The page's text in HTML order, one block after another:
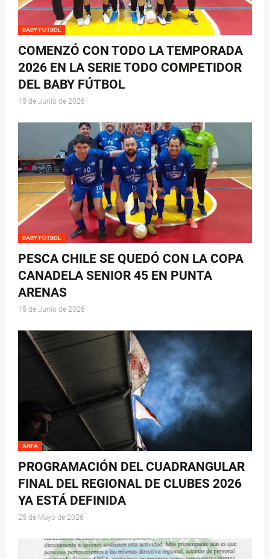
BABY FUTBOL
COMENZÓ CON TODO LA TEMPORADA
2026 EN LA SERIE TODO COMPETIDOR
DEL BABY FÚTBOL
15 de Junio de 2026
BABY FUTBOL
PESCA CHILE SE QUEDÓ CON LA COPA
CANADELA SENIOR 45 EN PUNTA
ARENAS
15 de Junio de 2026
ANFA
PROGRAMACIÓN DEL CUADRANGULAR
FINAL DEL REGIONAL DE CLUBES 2026
YA ESTÁ DEFINIDA
25 de Mayo de 2026